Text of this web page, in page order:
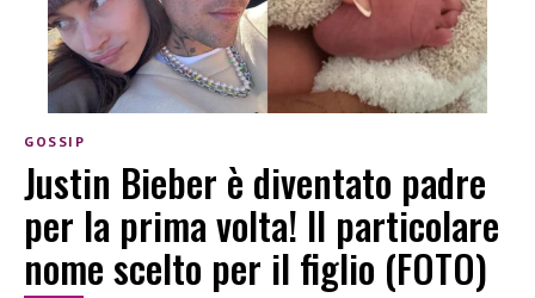
GOSSIP
Justin Bieber è diventato padre
per la prima volta! Il particolare
nome scelto per il figlio (FOTO)